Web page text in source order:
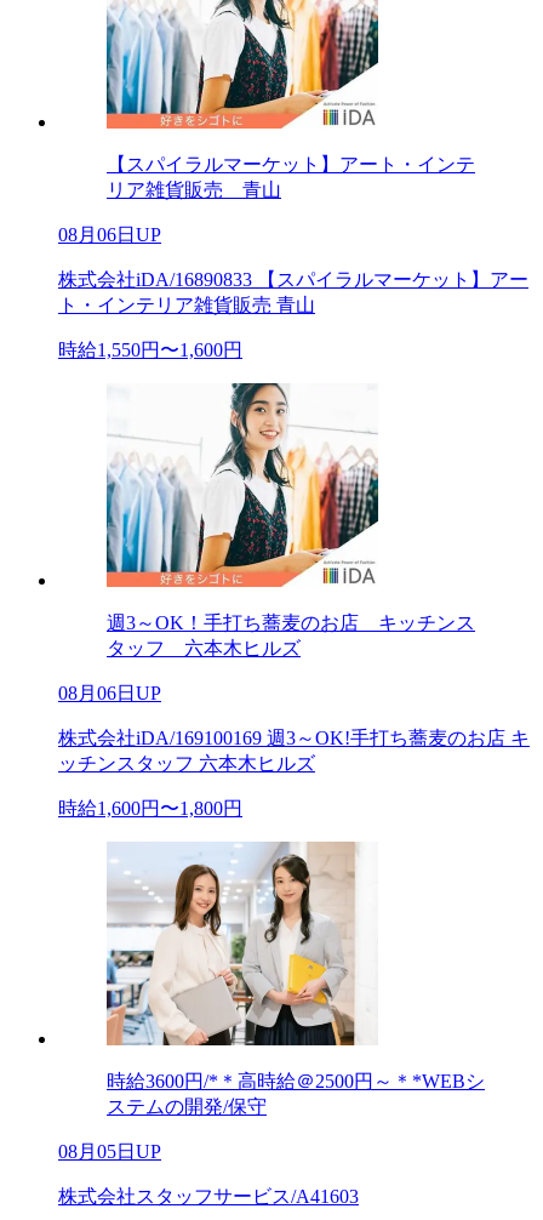
【スパイラルマーケット】アート・インテ
リア雑貨販売 青山
08月06日UP
株式会社iDA/16890833 【スパイラルマーケット】アー
ト・インテリア雑貨販売 青山
時給1,550円〜1,600円
週3～OK！手打ち蕎麦のお店 キッチンス
タッフ 六本木ヒルズ
08月06日UP
株式会社iDA/169100169 週3～OK!手打ち蕎麦のお店 キ
ッチンスタッフ 六本木ヒルズ
時給1,600円〜1,800円
時給3600円/*＊高時給＠2500円～＊*WEBシ
ステムの開発/保守
08月05日UP
株式会社スタッフサービス/A41603